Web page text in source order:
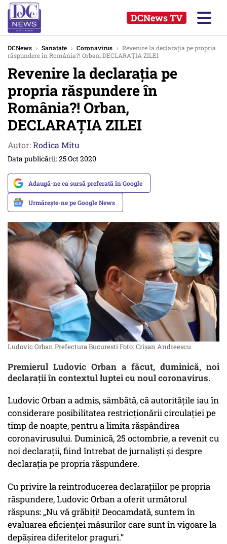
DCNews TV
DCNews › Sanatate › Coronavirus › Revenire la declarația pe propria
răspundere în România?! Orban, DECLARAȚIA ZILEI
Revenire la declarația pe
propria răspundere în
România?! Orban,
DECLARAȚIA ZILEI
Autor:Rodica Mitu
Data publicării: 25 Oct 2020
Adaugă-ne ca sursă preferată în Google
Urmărește-ne pe Google News
Ludovic Orban Prefectura Bucuresti Foto: Crișan Andreescu
Premierul Ludovic Orban a făcut, duminică, noi
declarații în contextul luptei cu noul coronavirus.
Ludovic Orban a admis, sâmbătă, că autoritățile iau în
considerare posibilitatea restricționării circulației pe
timp de noapte, pentru a limita răspândirea
coronavirusului. Duminică, 25 octombrie, a revenit cu
noi declarații, fiind întrebat de jurnaliști și despre
declarația pe propria răspundere.
Cu privire la reintroducerea declarațiilor pe propria
răspundere, Ludovic Orban a oferit următorul
răspuns: „Nu vă grăbiți! Deocamdată, suntem în
evaluarea eficienței măsurilor care sunt în vigoare la
depășirea diferitelor praguri.”